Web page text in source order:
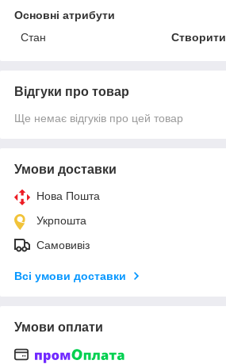
Основні атрибути
Стан
Створити
Відгуки про товар
Ще немає відгуків про цей товар
Умови доставки
Нова Пошта
Укрпошта
Самовивіз
Всі умови доставки
Умови оплати